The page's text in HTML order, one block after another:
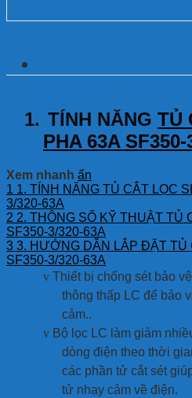
1. TÍNH NĂNG TỦ
PHA 63A
Xem nhanh ẩn
1 1. TÍNH NĂNG TỦ CẮT LỌC
3/320-63A
2 2. THÔNG SỐ KỸ THUẬT TỦ
SF350-3/320-63A
3 3. HƯỚNG DẪN LẮP ĐẶT TỦ
SF350-3/320-63A
v Thiết bị chống sét bảo
thông thấp LC để bảo
cảm..
v Bộ lọc LC làm giảm
dòng điện theo thời
các phần tử cắt sét
tử nhạy cảm về điện.